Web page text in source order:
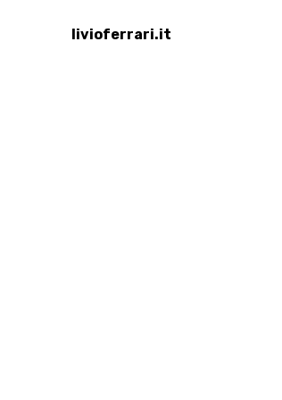
livioferrari.it